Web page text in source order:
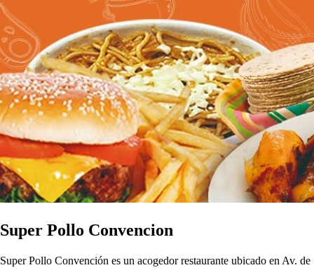
Super Pollo Convencion
Super Pollo Convención es un acogedor restaurante ubicado en Av. de